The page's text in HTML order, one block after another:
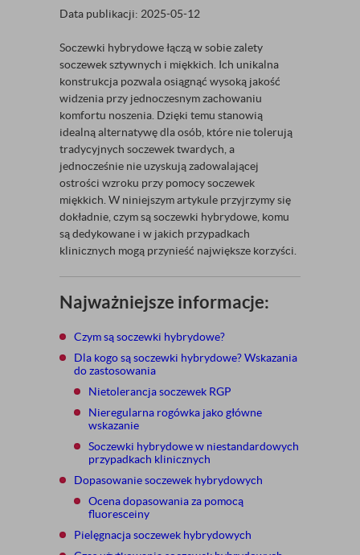
Data publikacji: 2025-05-12
Soczewki hybrydowe łączą w sobie zalety
soczewek sztywnych i miękkich. Ich unikalna
konstrukcja pozwala osiągnąć wysoką jakość
widzenia przy jednoczesnym zachowaniu
komfortu noszenia. Dzięki temu stanowią
idealną alternatywę dla osób, które nie tolerują
tradycyjnych soczewek twardych, a
jednocześnie nie uzyskują zadowalającej
ostrości wzroku przy pomocy soczewek
miękkich. W niniejszym artykule przyjrzymy się
dokładnie, czym są soczewki hybrydowe, komu
są dedykowane i w jakich przypadkach
klinicznych mogą przynieść największe korzyści.
Najważniejsze informacje:
Czym są soczewki hybrydowe?
Dla kogo są soczewki hybrydowe? Wskazania
do zastosowania
Nietolerancja soczewek RGP
Nieregularna rogówka jako główne
wskazanie
Soczewki hybrydowe w niestandardowych
przypadkach klinicznych
Dopasowanie soczewek hybrydowych
Ocena dopasowania za pomocą
fluoresceiny
Pielęgnacja soczewek hybrydowych